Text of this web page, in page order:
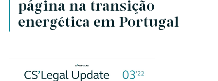
página na transição
energética em Portugal